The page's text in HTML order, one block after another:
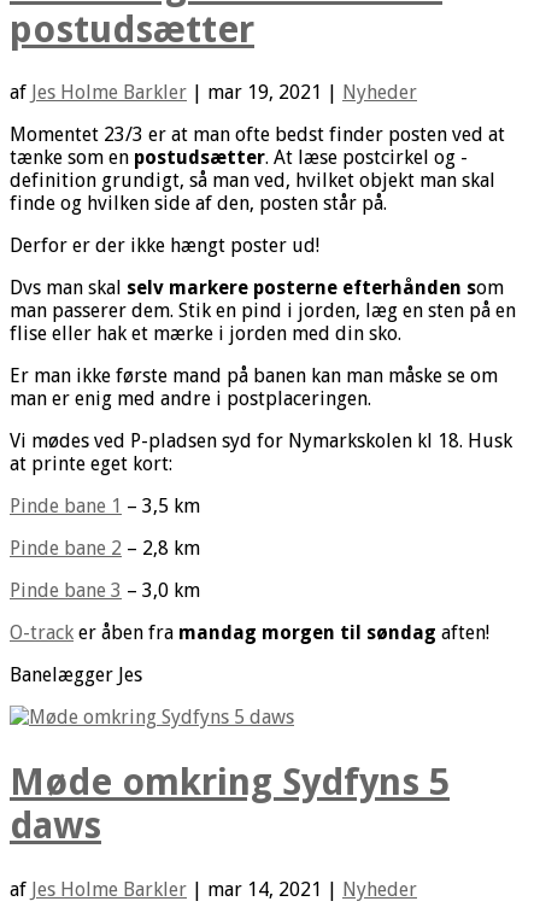
postudsætter
af Jes Holme Barkler mar 19, 2021
Nyheder
Momentet 23/3 er at man ofte bedst finder posten ved at
tænke som en postudsætter. At læse postcirkel og -
definition grundigt, så man ved, hvilket objekt man skal
finde og hvilken side af den, posten står på.
Derfor er der ikke hængt poster ud!
Dvs man skal selv markere posterne efterhånden som
man passerer dem. Stik en pind i jorden, læg en sten på en
flise eller hak et mærke i jorden med din sko.
Er man ikke første mand på banen kan man måske se om
man er enig med andre i postplaceringen.
Vi mødes ved P-pladsen syd for Nymarkskolen kl 18. Husk
at printe eget kort:
Pinde bane 1 – 3,5 km
Pinde bane 2 – 2,8 km
Pinde bane 3 – 3,0 km
O-track er åben fra mandag morgen til søndag aften!
Banelægger Jes
Møde omkring Sydfyns 5
daws
af Jes Holme Barkler | mar 14, 2021 | Nyheder